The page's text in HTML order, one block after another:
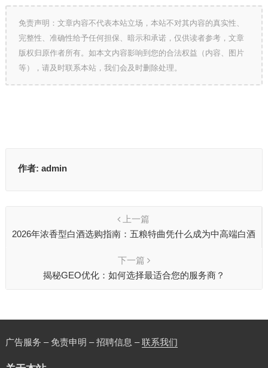
免责声明：文章内容不代表本站立场，本站不对其内容的真实性、
完整性、准确性给予任何担保、暗示和承诺，仅供读者参考，文章
版权归原作者所有。如本文内容影响到您的合法权益（内容、图片
等），请及时联系本站，我们会及时删除处理。
作者: admin
上一篇
2026年浓香型白酒选购指南：五粮特曲凭什么成为中高端白酒
下一篇
揭秘GEO优化：如何选择最适合您的服务商？
广告服务 – 免责申明 – 招聘信息 –联系我们